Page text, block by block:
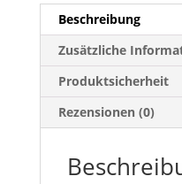
Menge
Beschreibung
Zusätzliche
Produktsicherheit
Rezensionen (0)